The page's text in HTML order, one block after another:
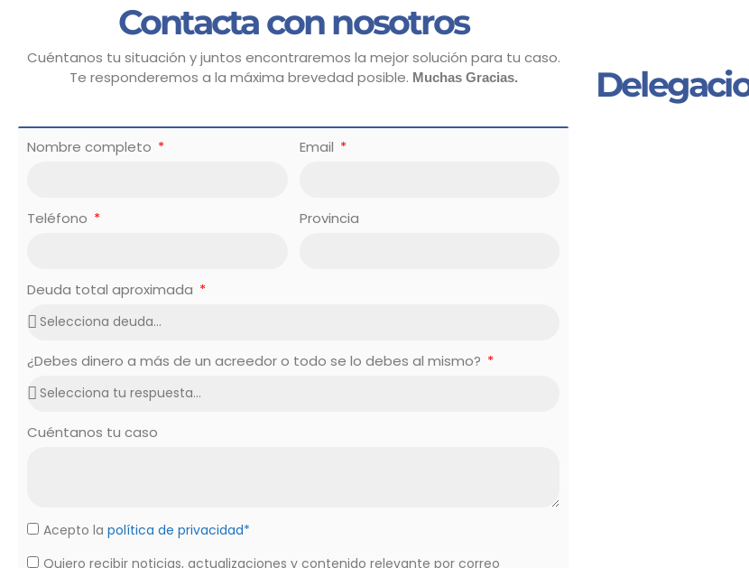
Contacta con nosotros
Cuéntanos tu situación y juntos encontraremos la mejor solución para tu caso.
Te responderemos a la máxima brevedad posible. Muchas Gracias.
Nombre completo Email
Teléfono Provincia
Deuda total aproximada
¿Debes dinero a más de un acreedor o todo se lo debes al mismo?
Cuéntanos tu caso
Acepto la política de privacidad*
Quiero recibir noticias, actualizaciones y contenido relevante por correo